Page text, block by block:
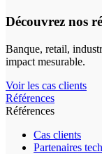
Découvrez nos
Banque, retail,
impact mesurable.
Voir les cas clients
Références
Références
Cas clients
Partenaires tech